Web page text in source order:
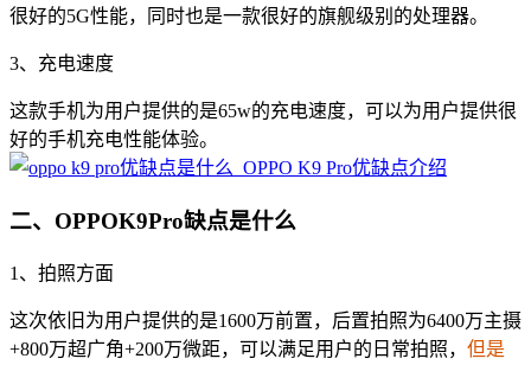
很好的5G性能，同时也是一款很好的旗舰级别的处理器。
3、充电速度
这款手机为用户提供的是65w的充电速度，可以为用户提供很
好的手机充电性能体验。
二、OPPOK9Pro缺点是什么
1、拍照方面
这次依旧为用户提供的是1600万前置，后置拍照为6400万主摄
+800万超广角+200万微距，可以满足用户的日常拍照， 但是